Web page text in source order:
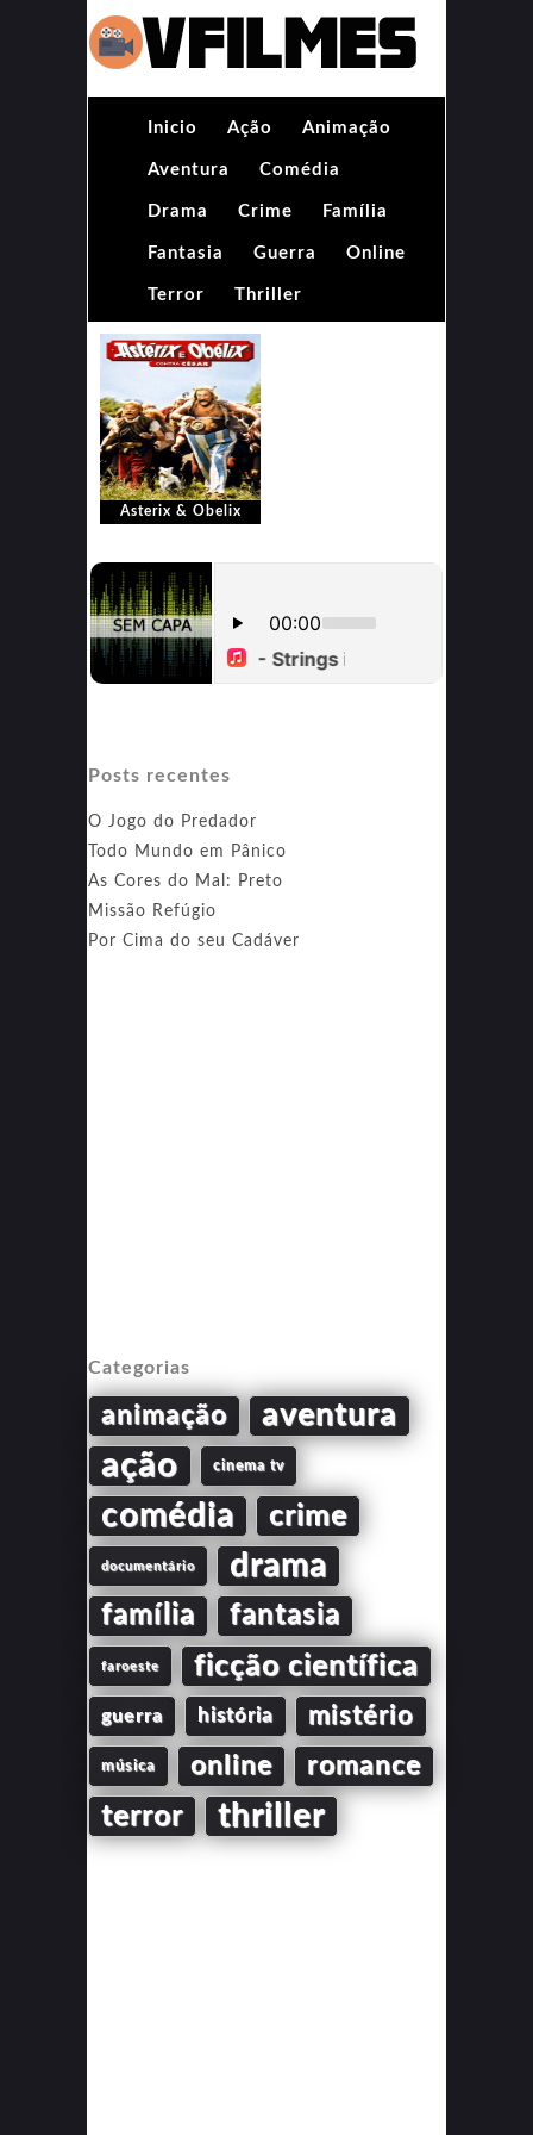
Inicio Ação Animação
Aventura Comédia
Drama Crime Família
Fantasia Guerra Online
Terror Thriller
Asterix & Obelix
Posts recentes
O Jogo do Predador
Todo Mundo em Pânico
As Cores do Mal: Preto
Missão Refúgio
Por Cima do seu Cadáver
Categorias
animação aventura
ação cinema tv
comédia crime
documentário drama
família fantasia
faroeste ficção científica
guerra história mistério
música online romance
terror thriller